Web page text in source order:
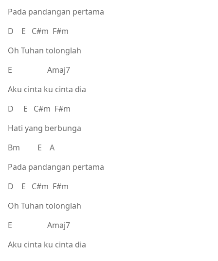
Pada pandangan pertama
D E C#m F#m
Oh Tuhan tolonglah
E Amaj7
Aku cinta ku cinta dia
D E C#m F#m
Hati yang berbunga
Bm E A
Pada pandangan pertama
D E C#m F#m
Oh Tuhan tolonglah
E Amaj7
Aku cinta ku cinta dia